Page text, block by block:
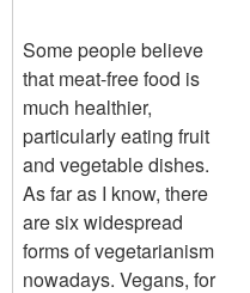
Some people believe
that meat-free food is
much healthier,
particularly eating fruit
and vegetable dishes.
As far as I know, there
are six widespread
forms of vegetarianism
nowadays. Vegans, for